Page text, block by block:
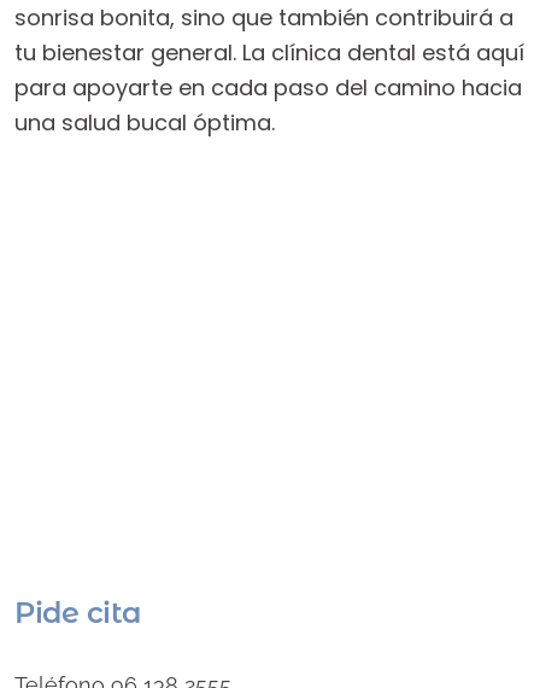
sonrisa bonita, sino que también contribuirá a
tu bienestar general. La clínica dental está aquí
para apoyarte en cada paso del camino hacia
una salud bucal óptima.
Pide cita